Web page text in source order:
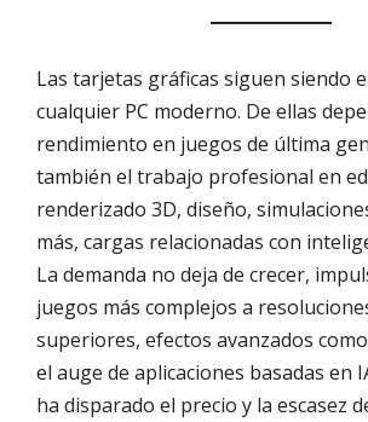
Las tarjetas gráficas siguen siendo
cualquier PC moderno. De ellas
rendimiento en juegos de última
también el trabajo profesional en
renderizado 3D, diseño,
más, cargas relacionadas con
La demanda no deja de crecer,
juegos más complejos a
superiores, efectos avanzados
el auge de aplicaciones basadas en
ha disparado el precio y la escasez